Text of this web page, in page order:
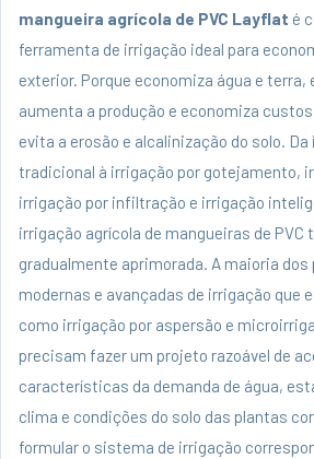
mangueira agrícola de PVC Layflat é
ferramenta de irrigação ideal para
exterior. Porque economiza água e terra,
aumenta a produção e economiza
evita a erosão e alcalinização do solo.
tradicional à irrigação por gotejamento,
irrigação por infiltração e irrigação
irrigação agrícola de mangueiras de PVC
gradualmente aprimorada. A maioria
modernas e avançadas de irrigação que
como irrigação por aspersão e
precisam fazer um projeto razoável de
características da demanda de água,
clima e condições do solo das plantas
formular o sistema de irrigação